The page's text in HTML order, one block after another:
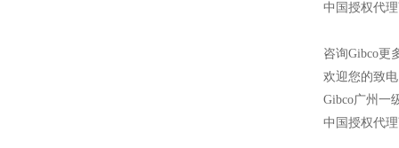
中国授权代
咨询Gibco更
欢迎您的
Gibco广州一
中国授权代